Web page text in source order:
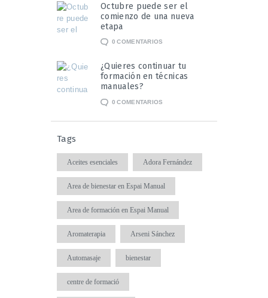
Octubre puede ser el
comienzo de una nueva
etapa
0 COMENTARIOS
¿Quieres continuar tu
formación en técnicas
manuales?
0 COMENTARIOS
Tags
Aceites esenciales Adora Fernández
Area de bienestar en Espai Manual
Area de formación en Espai Manual
Aromaterapia Arseni Sánchez
Automasaje bienestar
centre de formació